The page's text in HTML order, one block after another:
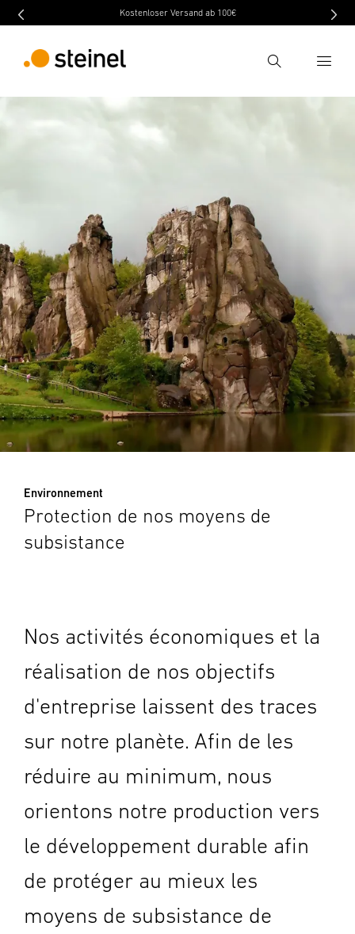
Kostenloser Versand ab 100€
Recherche
Entrer critère de recherche
Environnement
Protection de nos moyens de
subsistance
Nos activités économiques et la
réalisation de nos objectifs
d'entreprise laissent des traces
sur notre planète. Afin de les
réduire au minimum, nous
orientons notre production vers
le développement durable afin
de protéger au mieux les
moyens de subsistance de